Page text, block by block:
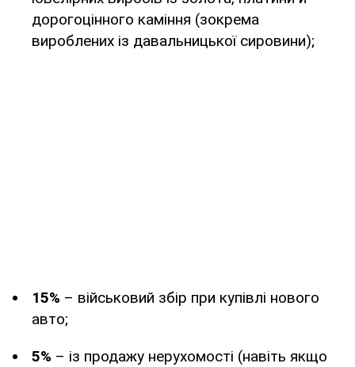
дорогоцінного каміння (зокрема
вироблених із давальницької сировини);
15% – військовий збір при купівлі нового
авто;
5% – із продажу нерухомості (навіть якщо